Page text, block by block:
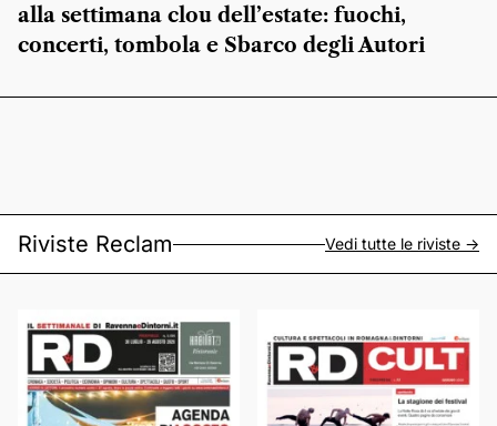
alla settimana clou dell’estate: fuochi,
concerti, tombola e Sbarco degli Autori
Riviste Reclam Vedi tutte le riviste ->